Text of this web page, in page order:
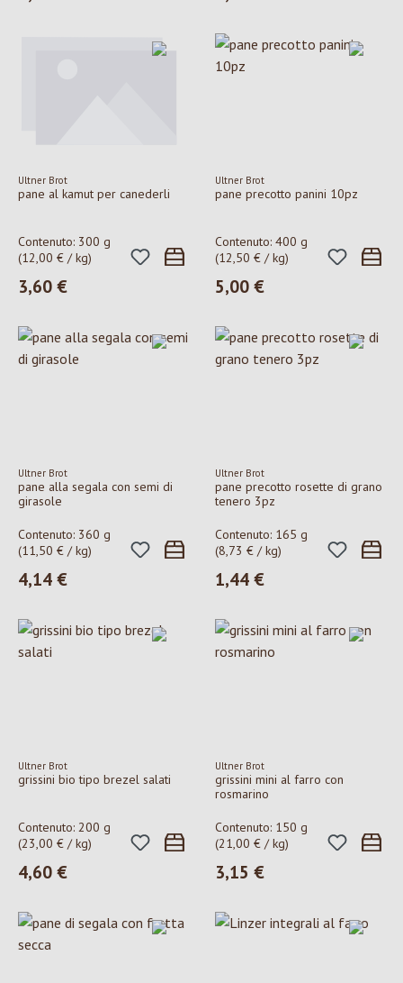
Ultner Brot
pane al kamut per canederli
Contenuto: 300 g
(12,00 € / kg)
Prezzo normale:
3,60 €
Ultner Brot
pane precotto panini 10pz
Contenuto: 400 g
(12,50 € / kg)
Prezzo normale:
5,00 €
Ultner Brot
pane alla segala con semi di
girasole
Contenuto: 360 g
(11,50 € / kg)
Prezzo normale:
4,14 €
Ultner Brot
pane precotto rosette di grano
tenero 3pz
Contenuto: 165 g
(8,73 € / kg)
Prezzo normale:
1,44 €
Ultner Brot
grissini bio tipo brezel salati
Contenuto: 200 g
(23,00 € / kg)
Prezzo normale:
4,60 €
Ultner Brot
grissini mini al farro con
rosmarino
Contenuto: 150 g
(21,00 € / kg)
Prezzo normale:
3,15 €